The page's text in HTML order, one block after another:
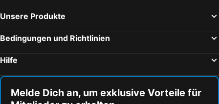
Unsere Produkte
Bedingungen und Richtlinien
Hilfe
Melde Dich an, um exklusive Vorteile für